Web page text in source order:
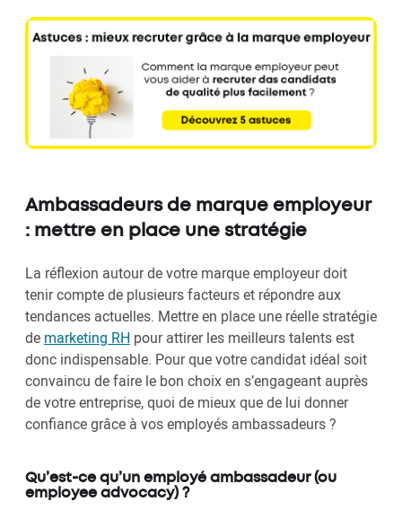
Ambassadeurs de marque employeur
: mettre en place une stratégie
La réflexion autour de votre marque employeur doit
tenir compte de plusieurs facteurs et répondre aux
tendances actuelles. Mettre en place une réelle stratégie
de marketing RH pour attirer les meilleurs talents est
donc indispensable. Pour que votre candidat idéal soit
convaincu de faire le bon choix en s’engageant auprès
de votre entreprise, quoi de mieux que de lui donner
confiance grâce à vos employés ambassadeurs ?
Qu’est-ce qu’un employé ambassadeur (ou
employee advocacy) ?